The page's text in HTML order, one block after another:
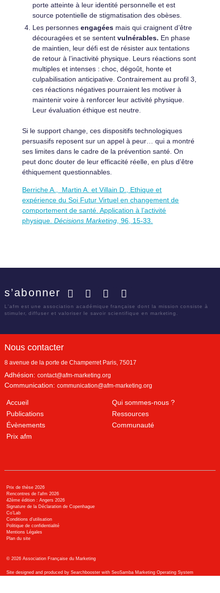
porte atteinte à leur identité personnelle et est
source potentielle de stigmatisation des obèses.
Les personnesengagées mais qui craignent d’être
découragées et se sententvulnérables. En phase
de maintien, leur défi est de résister aux tentations
de retour à l’inactivité physique. Leurs réactions sont
multiples et intenses : choc, dégoût, honte et
culpabilisation anticipative. Contrairement au profil 3,
ces réactions négatives pourraient les motiver à
maintenir voire à renforcer leur activité physique.
Leur évaluation éthique est neutre.
Si le support change, ces dispositifs technologiques
persuasifs reposent sur un appel à peur… qui a montré
ses limites dans le cadre de la prévention santé. On
peut donc douter de leur efficacité réelle, en plus d’être
éthiquement questionnables.
Berriche A., Martin A. et Villain D., Ethique et
expérience du Soi Futur Virtuel en changement de
comportement de santé. Application à l’activité
physique.Décisions Marketing , 96, 15-33.
s’abonner
L'afm est une association académique française dont la mission consiste à
stimuler, diffuser et valoriser le savoir scientifique en marketing.
Nous contacter
8 avenue de la porte de Champerret Paris, 75017
Adhésion: contact@afm-marketing.org
Communication: communication@afm-marketing.org
Accueil
Qui sommes-nous ?
Publications
Ressources
Évènements
Communauté
Prix afm
Prix de thèse 2026
Rencontres de l'afm 2026
42ème édition : Angers 2026
Signature de la Déclaration de Copenhague
Co’Lab
Conditions d’utilisation
Politique de confidentialité
Mentions Légales
Plan du site
© 2026Association Française du Marketing
Site designed and produced by Searchbooster with SeoSamba Marketing Operating System